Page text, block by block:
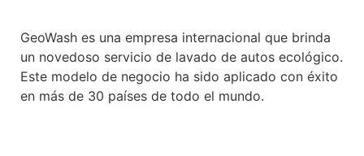
GeoWash es una empresa internacional que brinda
un novedoso servicio de lavado de autos ecológico.
Este modelo de negocio ha sido aplicado con éxito
en más de 30 países de todo el mundo.